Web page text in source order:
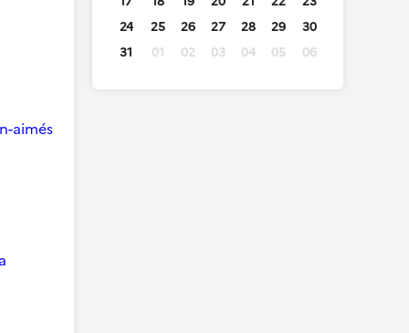
24
25 26 27 28 29
30
31
01 02 03 04 05 06
aimés